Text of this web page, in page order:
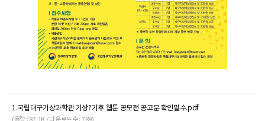
1.국립대구기상과학관 기상?기후 웹툰 공모전 공고문 확인필수.pdf